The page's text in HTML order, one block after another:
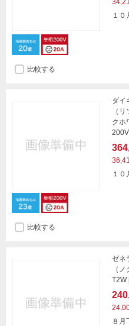
１０
比較する
ダイ
（
クホ
１０
比較する
ゼネ
（
T2W
８月